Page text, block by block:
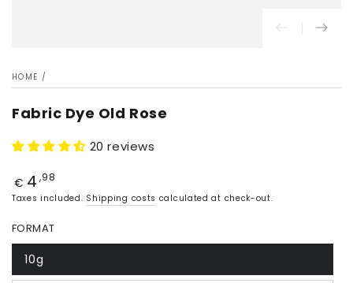
HOME /
Fabric Dye Old Rose
20 reviews
Price
€ 4 ,98
Taxes included. Shipping costs calculated at check-out.
FORMAT
10g